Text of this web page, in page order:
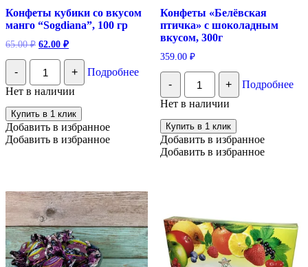
Конфеты кубики со вкусом
манго “Sogdiana”, 100 гр
65.00₽ Первоначальная
составляла
65.00 ₽.
62.00 ₽Текущая
62.00 ₽.
-
Количество
Конфеты
кубики
со
вкусом
манго
“Sogdiana”,
100
+
Подробнее
Нет в наличии
Купить в 1 клик
Добавить в избранное
Добавить в избранное
Конфеты «Белёвская
птичка» с шоколадным
вкусом, 300г
359.00 ₽
-
Количество
Конфеты
"Белёвская
птичка"
с
шоколадным
вкусом,
300г
+
Подробнее
Нет в наличии
Купить в 1 клик
Добавить в избранное
Добавить в избранное